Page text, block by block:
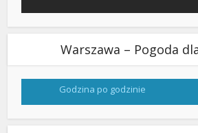
Warszawa – Pogoda
Godzina po godzinie